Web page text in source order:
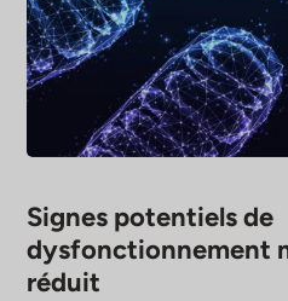
Signes potentiels de
dysfonctionnement
réduit